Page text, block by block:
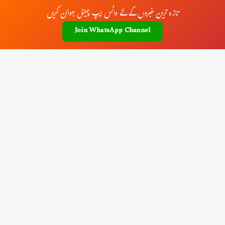
تازہ ترین خبروں کے لئے واٹس ایپ چینل جوائن کریں
Join WhatsApp Channel